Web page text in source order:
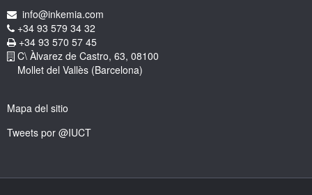
info@inkemia.com
+34 93 579 34 32
+34 93 570 57 45
C\ Àlvarez de Castro, 63, 08100
Mollet del Vallès (Barcelona)
Mapa del sitio
Tweets por @IUCT